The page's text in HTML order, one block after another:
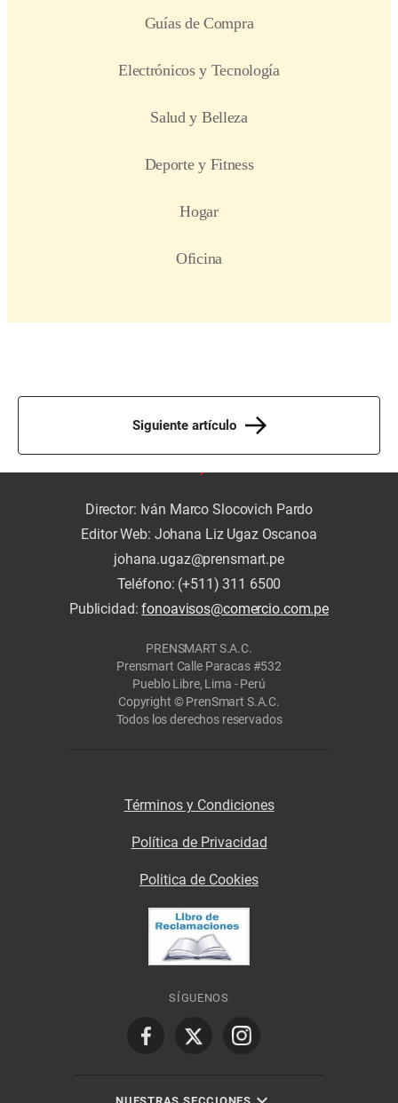
Siguiente artículo
Director: Iván Marco Slocovich Pardo
Editor Web: Johana Liz Ugaz Oscanoa
johana.ugaz@prensmart.pe
Teléfono: (+511) 311 6500
Publicidad:fonoavisos@comercio.com.pe
PRENSMART S.A.C.
Prensmart Calle Paracas #532
Pueblo Libre, Lima - Perú
Copyright © PrenSmart S.A.C.
Todos los derechos reservados
Términos y Condiciones
Política de Privacidad
Politica de Cookies
SÍGUENOS